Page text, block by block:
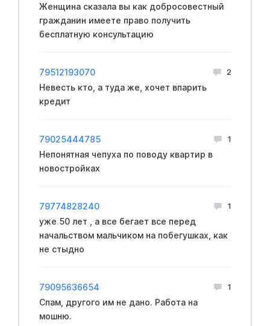
Женщина сказала вы как добросовестный
гражданин имеете право получить
бесплатную консультацию
79512193070 2
Невесть кто, а туда же, хочет впарить
кредит
79025444785 1
Непонятная чепуха по поводу квартир в
новостройках
79774828240 1
уже 50 лет , а все бегает все перед
начальством мальчиком на побегушках, как
не стыдно
79095636654 1
Спам, другого им не дано. Работа на
мошню.